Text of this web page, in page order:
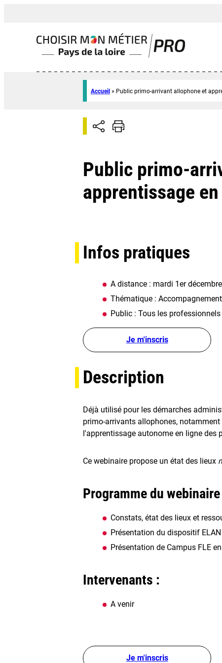
Accueil » Public primo-arrivant allophone et
Public primo-
apprentissage
Infos pratiques
A distance : mardi 1er
Thématique :
Public : Tous les
Je m'inscris
Description
Déjà utilisé pour les démarches
primo-arrivants allophones,
l'apprentissage autonome en ligne des
Ce webinaire propose un état des lieux
Programme du
Constats, état des lieux et
Présentation du dispositif
Présentation de Campus FLE
Intervenants :
A venir
Je m'inscris